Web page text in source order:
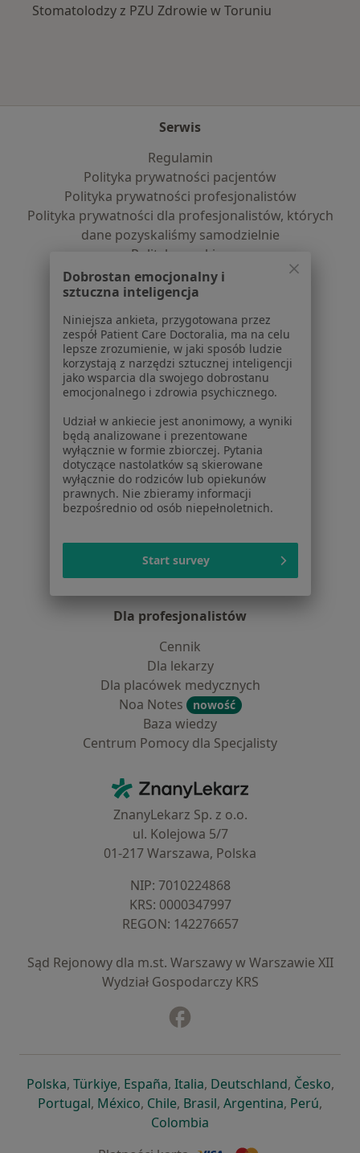
Stomatolodzy z PZU Zdrowie w Toruniu
Serwis
Regulamin
Polityka prywatności pacjentów
Polityka prywatności profesjonalistów
Polityka prywatności dla profesjonalistów, których
dane pozyskaliśmy samodzielnie
Polityka cookies
Jak działają wyniki wyszukiwania
Dostępność
Praca Rekrutujemy!
Partnerzy
Centrum prasowe
Kontakt
Dla pacjentów
Lekarze
Placówki medyczne
Pytania i odpowiedzi
Usługi i zabiegi
Pomoc
Aplikacje mobilne
Dla profesjonalistów
Cennik
Dla lekarzy
Dla placówek medycznych
Noa Notes
nowość
Baza wiedzy
Centrum Pomocy dla Specjalisty
ZnanyLekarz - Strona główna
ZnanyLekarz Sp. z o.o.
ul. Kolejowa 5/7
01-217 Warszawa, Polska
NIP: ⁠7010224868
KRS: ⁠0000347997
REGON: ⁠142276657
Sąd Rejonowy dla m.st. Warszawy w Warszawie XII
Wydział Gospodarczy KRS
Polskaotwiera się w nowej karcie
, Türkiyeotwiera się w nowej karcie
, Españaotwiera się w nowej karcie
, Italiaotwiera się w nowej
, Deutschlandotwiera się
, Česko,
Portugalotwiera się w nowej karcie
, Méxicootwiera się w nowej karcie
, Chileotwiera się w nowej karcie
, Brasilotwiera się w nowej
, Argentinaotwiera się
, Perú,
Colombia
Dobrostan emocjonalny i
sztuczna inteligencja
Niniejsza ankieta, przygotowana przez
zespół Patient Care Doctoralia, ma na celu
lepsze zrozumienie, w jaki sposób ludzie
korzystają z narzędzi sztucznej inteligencji
jako wsparcia dla swojego dobrostanu
emocjonalnego i zdrowia psychicznego.
Udział w ankiecie jest anonimowy, a wyniki
będą analizowane i prezentowane
wyłącznie w formie zbiorczej. Pytania
dotyczące nastolatków są skierowane
wyłącznie do rodziców lub opiekunów
prawnych. Nie zbieramy informacji
bezpośrednio od osób niepełnoletnich.
Start survey